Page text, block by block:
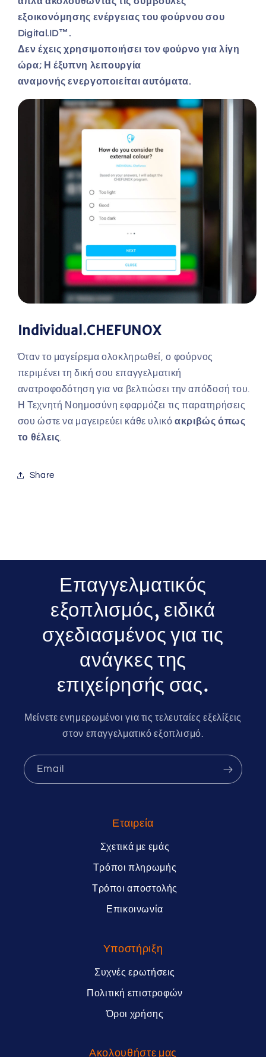
εξοικονόμησης ενέργειας του φούρνου σου
Digital.ID™.
Δεν έχεις χρησιμοποιήσει τον φούρνο για λίγη
ώρα; Η έξυπνη λειτουργία
αναμονής ενεργοποιείται αυτόματα.
Individual.CHEFUNOX
Όταν το μαγείρεμα ολοκληρωθεί, ο φούρνος
περιμένει τη δική σου επαγγελματική
ανατροφοδότηση για να βελτιώσει την απόδοσή του.
Η Τεχνητή Νοημοσύνη εφαρμόζει τις παρατηρήσεις
σου ώστε να μαγειρεύει κάθε υλικό ακριβώς όπως
το θέλεις
Share
Επαγγελματικός
εξοπλισμός, ειδικά
σχεδιασμένος για τις
ανάγκες της
επιχείρησής σας.
Μείνετε ενημερωμένοι για τις τελευταίες εξελίξεις
στον επαγγελματικό εξοπλισμό.
Email
Εταιρεία
Σχετικά με εμάς
Τρόποι πληρωμής
Τρόποι αποστολής
Επικοινωνία
Υποστήριξη
Συχνές ερωτήσεις
Πολιτική επιστροφών
Όροι χρήσης
Ακολουθήστε μας